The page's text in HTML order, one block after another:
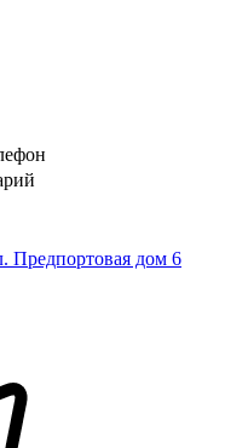
Предпортовая дом 6